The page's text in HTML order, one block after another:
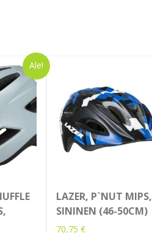
Ale!
LAZER, P`NUT MIPS,
SININEN (46-50CM)
70,75 €